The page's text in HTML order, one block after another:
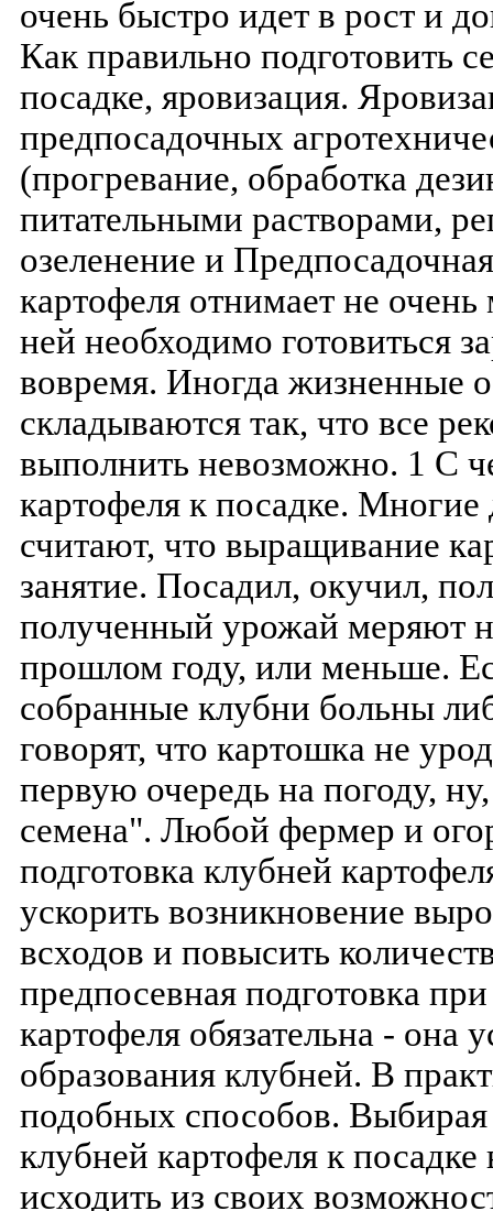
очень быстро идет в рост и
Как правильно подготовить
посадке, яровизация.
предпосадочных
(прогревание, обработка
питательными растворами,
озеленение и
картофеля отнимает не
ней необходимо готовиться
вовремя. Иногда жизненные
складываются так, что все
выполнить невозможно. 1 С
картофеля к посадке.
считают, что выращивание
занятие. Посадил, окучил,
полученный урожай меряют
прошлом году, или меньше.
собранные клубни больны
говорят, что картошка не
первую очередь на погоду,
семена". Любой фермер и
подготовка клубней
ускорить возникновение
всходов и повысить
предпосевная подготовка
картофеля обязательна - она
образования клубней. В
подобных способов. Выбирая
клубней картофеля к
исходить из своих